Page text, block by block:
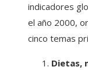
indicadores
el año 2000,
cinco temas
Dietas,